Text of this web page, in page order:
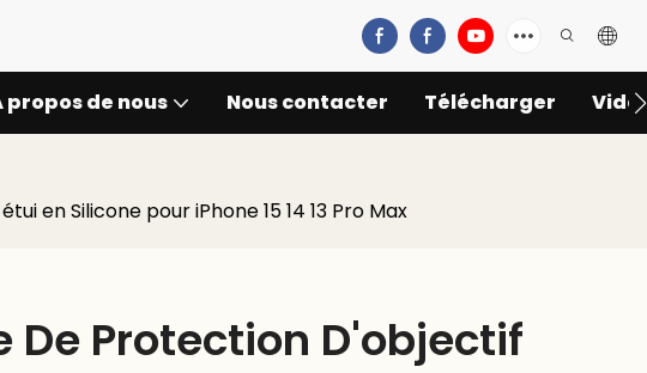
propos de nous Nous contacter Télécharger
en Silicone pour iPhone 15 14 13 Pro Max
De Protection D'objectif